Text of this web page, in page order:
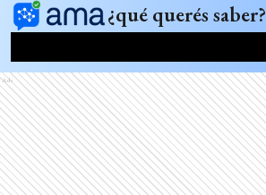
¿qué querés saber?
Ads